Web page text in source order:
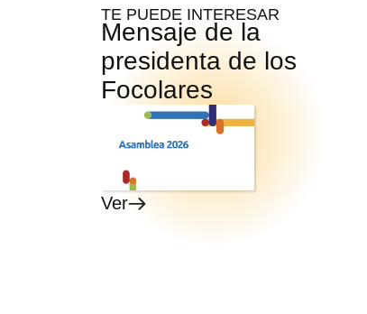
TE PUEDE INTERESAR
Mensaje de la
presidenta de los
Focolares
Ver